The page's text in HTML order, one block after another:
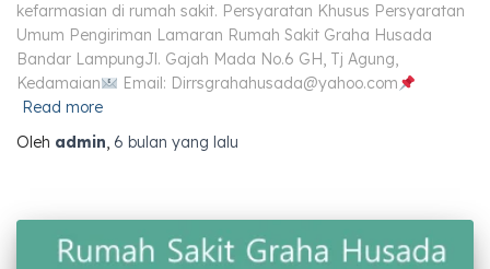
kefarmasian di rumah sakit. Persyaratan Khusus Persyaratan
Umum Pengiriman Lamaran Rumah Sakit Graha Husada
Bandar LampungJl. Gajah Mada No.6 GH, Tj Agung,
Kedamaian
Email: Dirrsgrahahusada@yahoo.com
Read more
Oleh admin, 6 bulan yang lalu